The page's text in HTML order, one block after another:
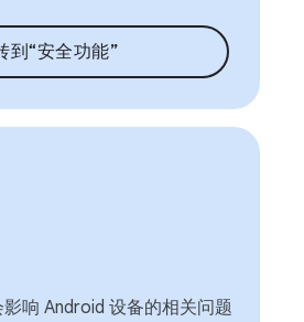
到“安全功能”
响 Android 设备的相关问题